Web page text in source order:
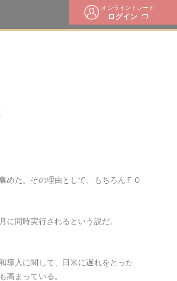
オンライントレード
ログイン
めた。その理由として、もちろんＦＯ
同時実行されるという説だ。
導入に関して、日米に遅れをとった
高まっている。